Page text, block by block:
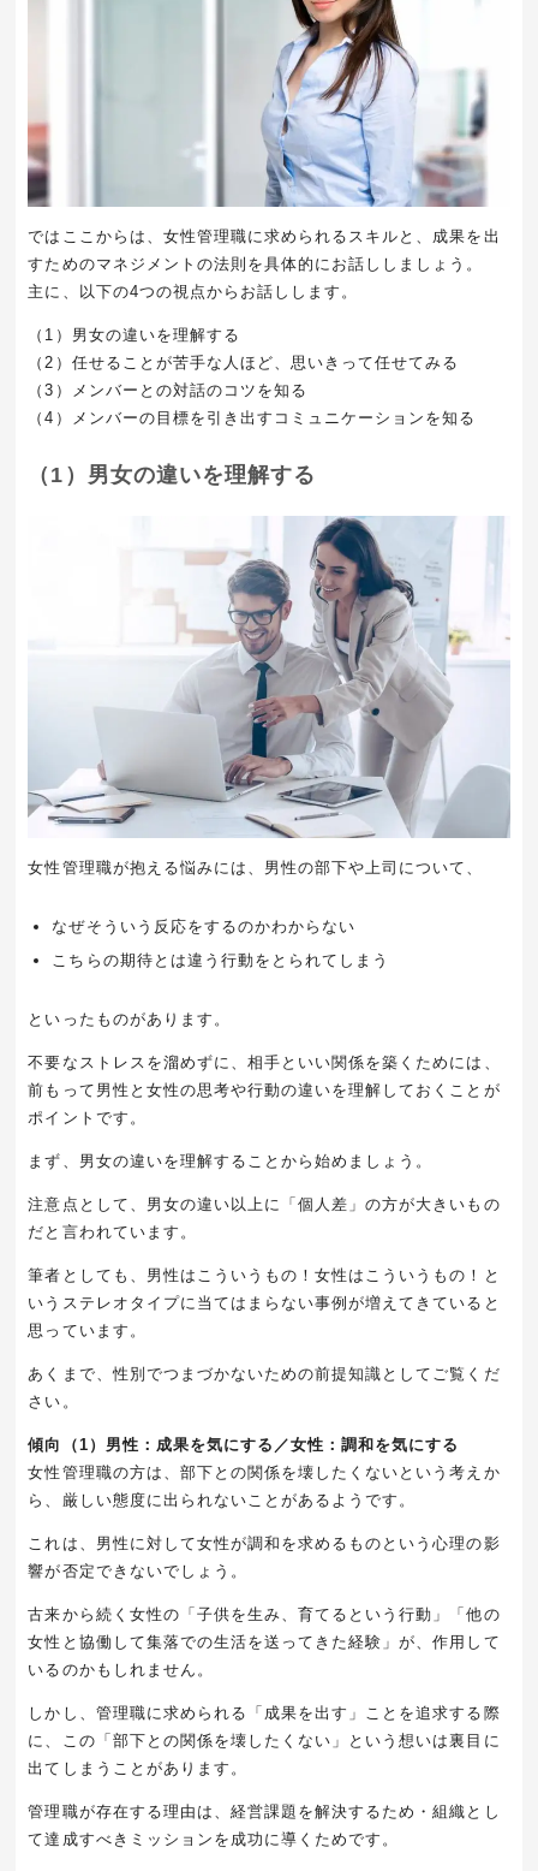
ではここからは、女性管理職に求められるスキルと、成果を出
すためのマネジメントの法則を具体的にお話ししましょう。
主に、以下の4つの視点からお話しします。
（1）男女の違いを理解する
（2）任せることが苦手な人ほど、思いきって任せてみる
（3）メンバーとの対話のコツを知る
（4）メンバーの目標を引き出すコミュニケーションを知る
（1）男女の違いを理解する
女性管理職が抱える悩みには、男性の部下や上司について、
なぜそういう反応をするのかわからない
こちらの期待とは違う行動をとられてしまう
といったものがあります。
不要なストレスを溜めずに、相手といい関係を築くためには、
前もって男性と女性の思考や行動の違いを理解しておくことが
ポイントです。
まず、男女の違いを理解することから始めましょう。
注意点として、男女の違い以上に「個人差」の方が大きいもの
だと言われています。
筆者としても、男性はこういうもの！女性はこういうもの！と
いうステレオタイプに当てはまらない事例が増えてきていると
思っています。
あくまで、性別でつまづかないための前提知識としてご覧くだ
さい。
傾向（1）男性：成果を気にする／女性：調和を気にする
女性管理職の方は、部下との関係を壊したくないという考えか
ら、厳しい態度に出られないことがあるようです。
これは、男性に対して女性が調和を求めるものという心理の影
響が否定できないでしょう。
古来から続く女性の「子供を生み、育てるという行動」「他の
女性と協働して集落での生活を送ってきた経験」が、作用して
いるのかもしれません。
しかし、管理職に求められる「成果を出す」ことを追求する際
に、この「部下との関係を壊したくない」という想いは裏目に
出てしまうことがあります。
管理職が存在する理由は、経営課題を解決するため・組織とし
て達成すべきミッションを成功に導くためです。